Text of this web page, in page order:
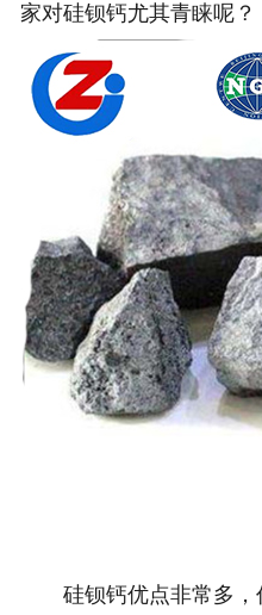
家对硅钡钙尤其青睐呢？
硅钡钙优点非常多，